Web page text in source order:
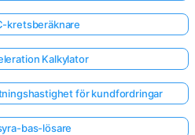
kretsberäknare
Kalkylator
för kundfordringar
bas-lösare